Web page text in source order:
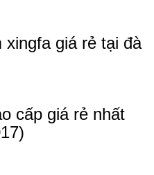
giá rẻ tại đà
cấp giá rẻ nhất